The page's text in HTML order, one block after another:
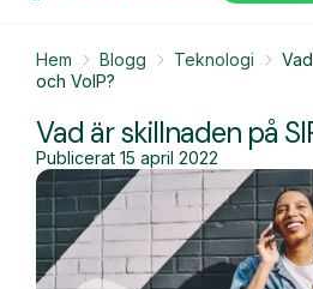
Hem Blogg Teknologi
och VoIP?
Vad är skillnaden på
Publicerat 15 april 2022